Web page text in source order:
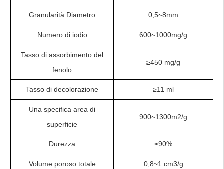
Granularità Diametro 0,5~8mm
Numero di iodio 600~1000mg/g
Tasso di assorbimento del
fenolo
≥450 mg/g
Tasso di decolorazione ≥11 ml
Una specifica area di
superficie
900~1300m2/g
Durezza ≥90%
Volume poroso totale 0,8~1 cm3/g